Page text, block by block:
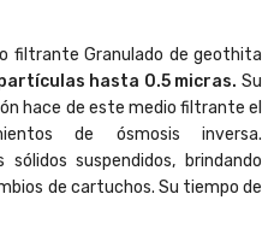
filtrante Granulado de geothita
hasta 0.5 micras. Su
hace de este medio filtrante el
de ósmosis inversa.
sólidos suspendidos, brindando
de cartuchos. Su tiempo de